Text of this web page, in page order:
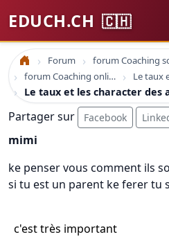
EDUCH.CH 🇨🇭
Accueil Forum
forum Coaching online formation professionelle emploi education
Le taux et les character des
Partager sur Facebook
mimi
ke penser vous comment ils
si tu est un parent ke ferer tu
c'est très important